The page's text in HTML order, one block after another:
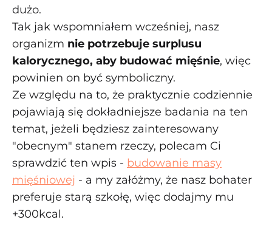
dużo.
Tak jak wspomniałem wcześniej, nasz
organizm nie potrzebuje surplusu
kalorycznego, aby budować mięśnie, więc
powinien on być symboliczny.
Ze względu na to, że praktycznie codziennie
pojawiają się dokładniejsze badania na ten
temat, jeżeli będziesz zainteresowany
"obecnym" stanem rzeczy, polecam Ci
sprawdzić ten wpis - budowanie masy
mięśniowej - a my załóżmy, że nasz bohater
preferuje starą szkołę, więc dodajmy mu
+300kcal.